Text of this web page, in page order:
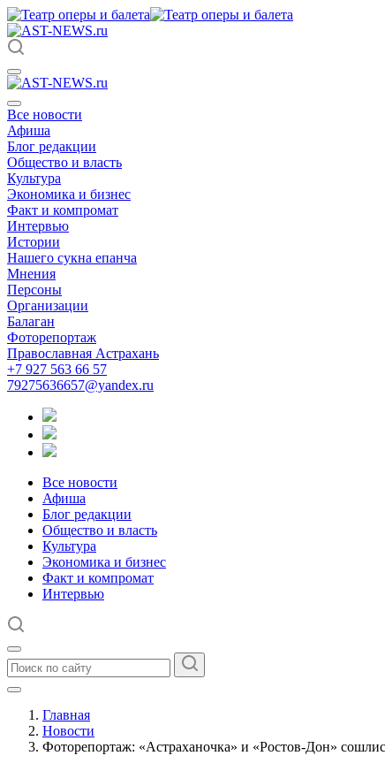
Все новости
Афиша
Блог редакции
Общество и власть
Культура
Экономика и бизнес
Факт и компромат
Интервью
Истории
Нашего сукна епанча
Мнения
Персоны
Организации
Балаган
Фоторепортаж
Православная Астрахань
+7 927 563 66 57
79275636657@yandex.ru
Все новости
Афиша
Блог редакции
Общество и власть
Культура
Экономика и бизнес
Факт и компромат
Интервью
Главная
Новости
Фоторепортаж: «Астраханочка» и «Ростов-Дон»